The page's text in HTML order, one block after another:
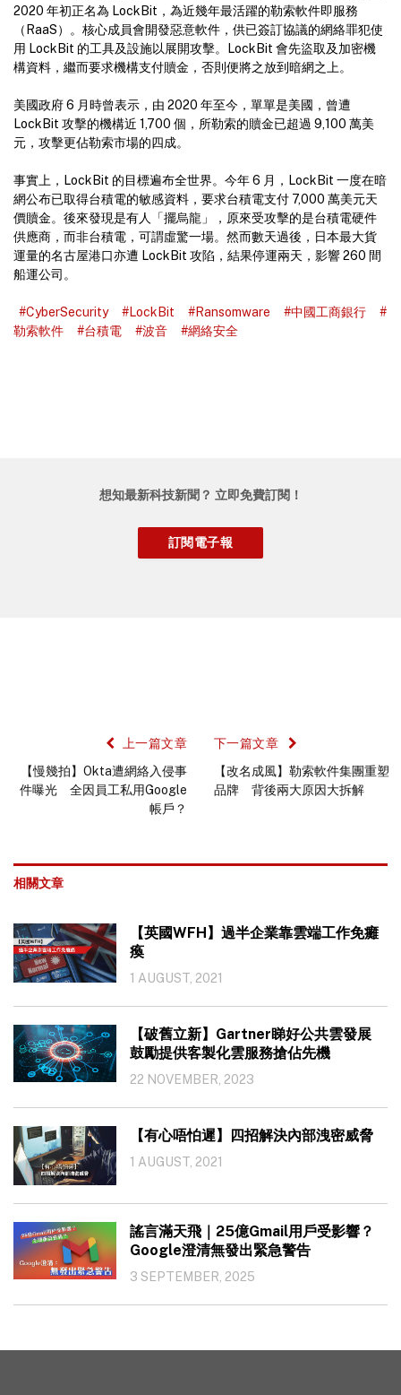
2020 年初正名為 LockBit，為近幾年最活躍的勒索軟件即服務
（RaaS）。核心成員會開發惡意軟件，供已簽訂協議的網絡罪犯使
用 LockBit 的工具及設施以展開攻擊。LockBit 會先盜取及加密機
構資料，繼而要求機構支付贖金，否則便將之放到暗網之上。
美國政府 6 月時曾表示，由 2020 年至今，單單是美國，曾遭
LockBit 攻擊的機構近 1,700 個，所勒索的贖金已超過 9,100 萬美
元，攻擊更佔勒索市場的四成。
事實上，LockBit 的目標遍布全世界。今年 6 月，LockBit 一度在暗
網公布已取得台積電的敏感資料，要求台積電支付 7,000 萬美元天
價贖金。後來發現是有人「擺烏龍」，原來受攻擊的是台積電硬件
供應商，而非台積電，可謂虛驚一場。然而數天過後，日本最大貨
運量的名古屋港口亦遭 LockBit 攻陷，結果停運兩天，影響 260 間
船運公司。
#CyberSecurity #LockBit #Ransomware #中國工商銀行
#
勒索軟件
#台積電 #波音 #網絡安全
想知最新科技新聞？ 立即免費訂閱！
上一篇文章
【慢幾拍】Okta遭網絡入侵事
件曝光 全因員工私用Google
帳戶？
下一篇文章
【改名成風】勒索軟件集團重塑
品牌 背後兩大原因大拆解
相關文章
【英國WFH】過半企業靠雲端工作免癱
瘓
1 AUGUST, 2021
【破舊立新】Gartner睇好公共雲發展
鼓勵提供客製化雲服務搶佔先機
22 NOVEMBER, 2023
【有心唔怕遲】四招解決內部洩密威脅
1 AUGUST, 2021
謠言滿天飛｜25億Gmail用戶受影響？
Google澄清無發出緊急警告
3 SEPTEMBER, 2025